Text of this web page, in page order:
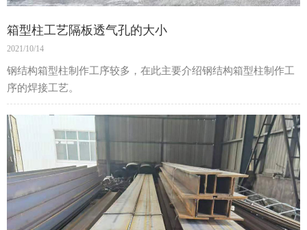
箱型柱工艺隔板透气孔的大小
2021/10/14
钢结构箱型柱制作工序较多，在此主要介绍钢结构箱型柱制作工
序的焊接工艺。